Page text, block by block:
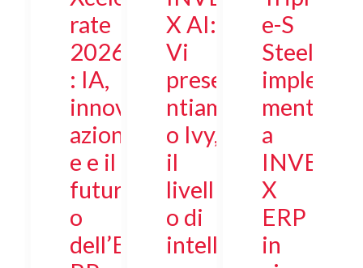
rate
2026
: IA,
innov
azion
e e il
futur
o
dell’E
X AI:
Vi
prese
ntiam
o Ivy,
il
livell
o di
intelli
e-S
Steel
imple
ment
a
INVE
X
ERP
in